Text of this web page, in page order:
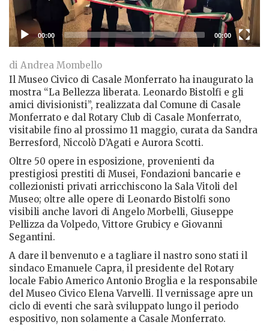
00:00 00:00
di Andrea Mombello
Il Museo Civico di Casale Monferrato ha inaugurato la
mostra “La Bellezza liberata. Leonardo Bistolfi e gli
amici divisionisti”, realizzata dal Comune di Casale
Monferrato e dal Rotary Club di Casale Monferrato,
visitabile fino al prossimo 11 maggio, curata da Sandra
Berresford, Niccolò D’Agati e Aurora Scotti.
Oltre 50 opere in esposizione, provenienti da
prestigiosi prestiti di Musei, Fondazioni bancarie e
collezionisti privati arricchiscono la Sala Vitoli del
Museo; oltre alle opere di Leonardo Bistolfi sono
visibili anche lavori di Angelo Morbelli, Giuseppe
Pellizza da Volpedo, Vittore Grubicy e Giovanni
Segantini.
A dare il benvenuto e a tagliare il nastro sono stati il
sindaco Emanuele Capra, il presidente del Rotary
locale Fabio Americo Antonio Broglia e la responsabile
del Museo Civico Elena Varvelli. Il vernissage apre un
ciclo di eventi che sarà sviluppato lungo il periodo
espositivo, non solamente a Casale Monferrato.